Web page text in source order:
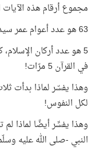
مجموع أرقام هذه الآيات الأربع 315، وهذا العدد
63 هو عدد أعوام عمر سيدنا مُحمَّد -صلى الله عليه وسلّم-!
5 هو عدد أركان
في القرآن 5 مرّات!
وهذا يفسّر لماذا بدأت
لكل النفوس!
وهذا يفسِّر أيضًا لماذا
النبي -صلى الله عليه